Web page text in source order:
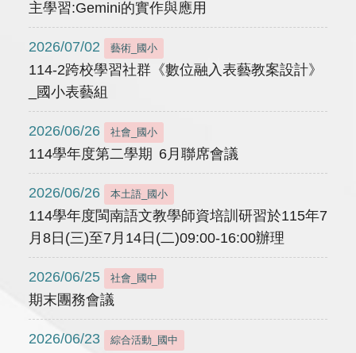
主學習:Gemini的實作與應用
2026/07/02 藝術_國小
114-2跨校學習社群《數位融入表藝教案設計》
_國小表藝組
2026/06/26 社會_國小
114學年度第二學期 6月聯席會議
2026/06/26 本土語_國小
114學年度閩南語文教學師資培訓研習於115年7
月8日(三)至7月14日(二)09:00-16:00辦理
2026/06/25 社會_國中
期末團務會議
2026/06/23 綜合活動_國中